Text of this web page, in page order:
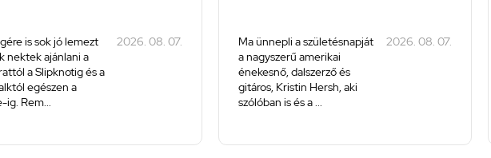
is sok jó lemezt
nektek ajánlani a
a Slipknotig és a
egészen a
Rem...
2026. 08. 07.
Ma ünnepli a születésnapját
a nagyszerű amerikai
énekesnő, dalszerző és
gitáros, Kristin Hersh, aki
szólóban is és a ...
2026. 08. 07.